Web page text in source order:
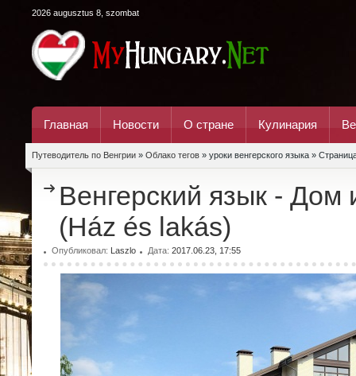
2026 augusztus 8, szombat
Главная Новости О стране Кулинария
Путеводитель по Венгрии » Облако тегов » уроки венгерского языка »
Венгерский язык - Дом
(Ház és lakás)
Опубликовал: Laszlo Дата: 2017.06.23, 17:55